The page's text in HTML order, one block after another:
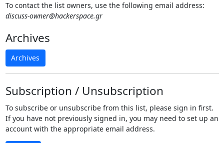
To contact the list owners, use the following email address:
discuss-owner@hackerspace.gr
Archives
Archives
Subscription / Unsubscription
To subscribe or unsubscribe from this list, please sign in first.
If you have not previously signed in, you may need to set up an
account with the appropriate email address.